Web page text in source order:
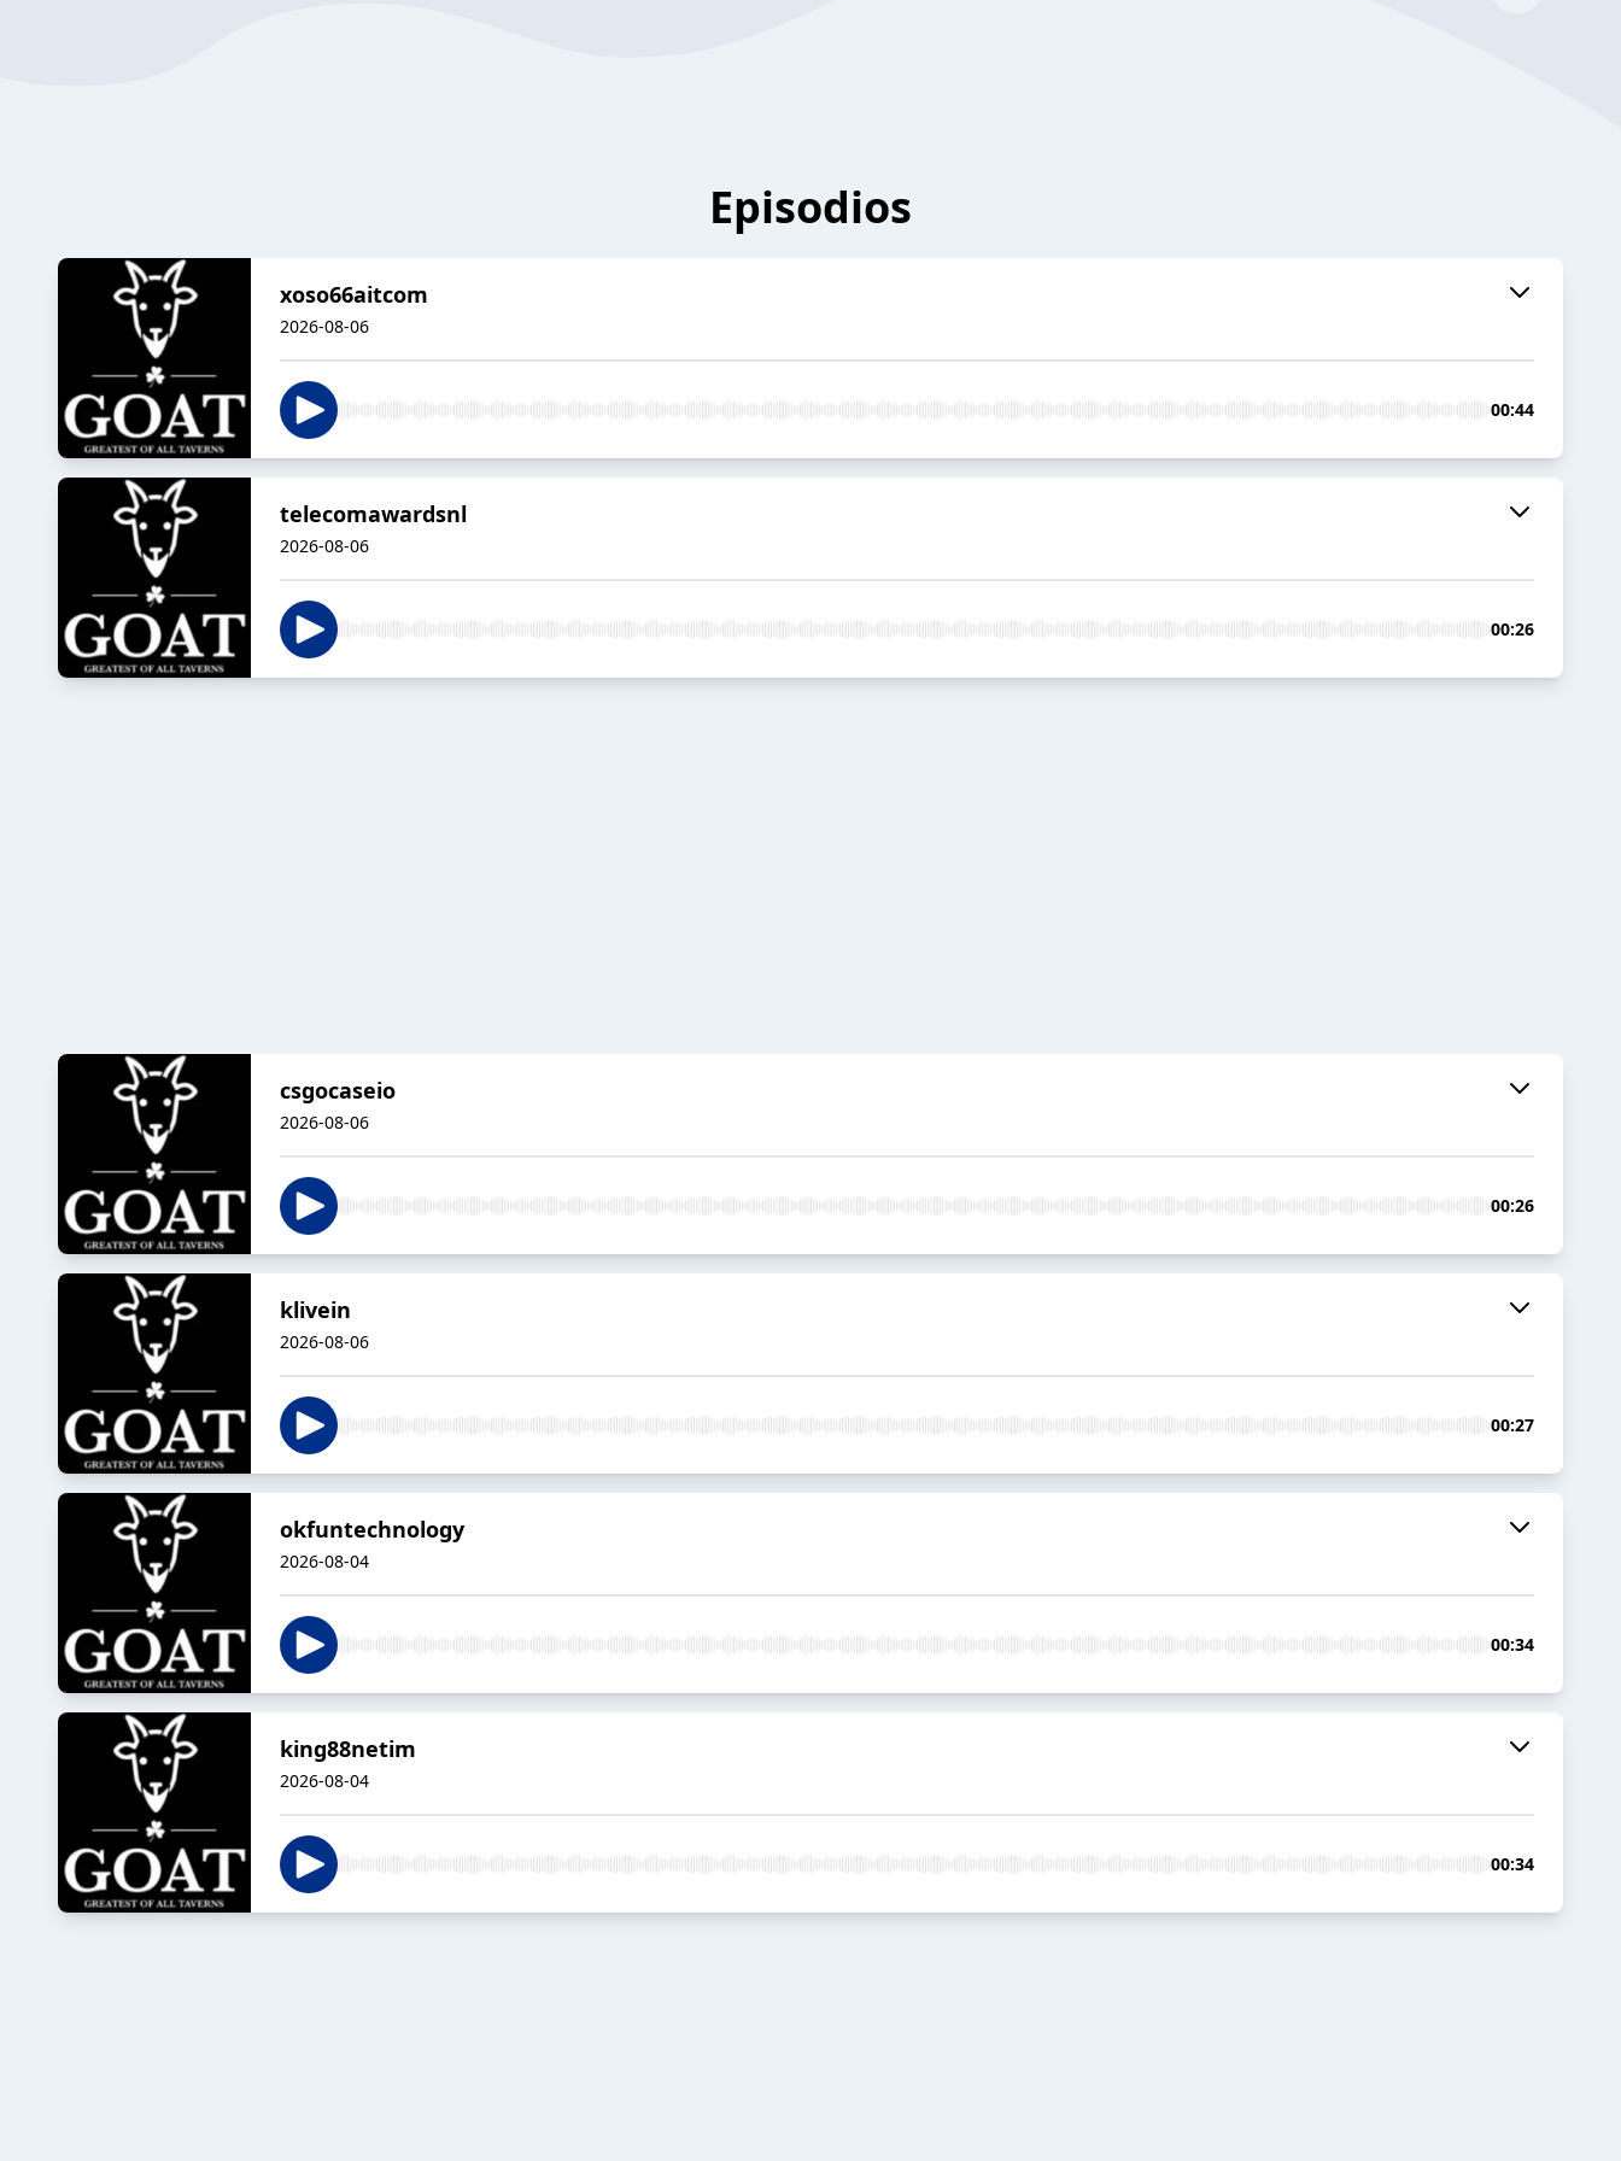
Episodios
xoso66aitcom
2026-08-06
00:44
telecomawardsnl
2026-08-06
00:26
csgocaseio
2026-08-06
00:26
klivein
2026-08-06
00:27
okfuntechnology
2026-08-04
00:34
king88netim
2026-08-04
00:34